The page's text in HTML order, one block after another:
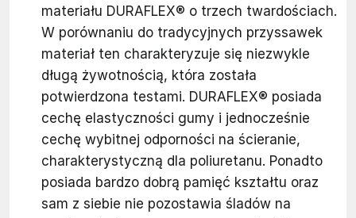
materiału DURAFLEX® o trzech twardościach.
W porównaniu do tradycyjnych przyssawek
materiał ten charakteryzuje się niezwykle
długą żywotnością, która została
potwierdzona testami. DURAFLEX® posiada
cechę elastyczności gumy i jednocześnie
cechę wybitnej odporności na ścieranie,
charakterystyczną dla poliuretanu. Ponadto
posiada bardzo dobrą pamięć kształtu oraz
sam z siebie nie pozostawia śladów na